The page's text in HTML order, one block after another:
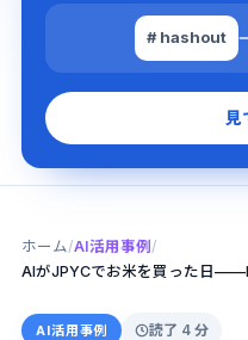
# hashout
見
ホーム /AI活用事例/
AI活用事例 読了 4 分